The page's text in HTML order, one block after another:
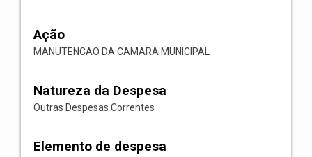
Ação
MANUTENCAO DA CAMARA MUNICIPAL
Natureza da Despesa
Outras Despesas Correntes
Elemento de despesa